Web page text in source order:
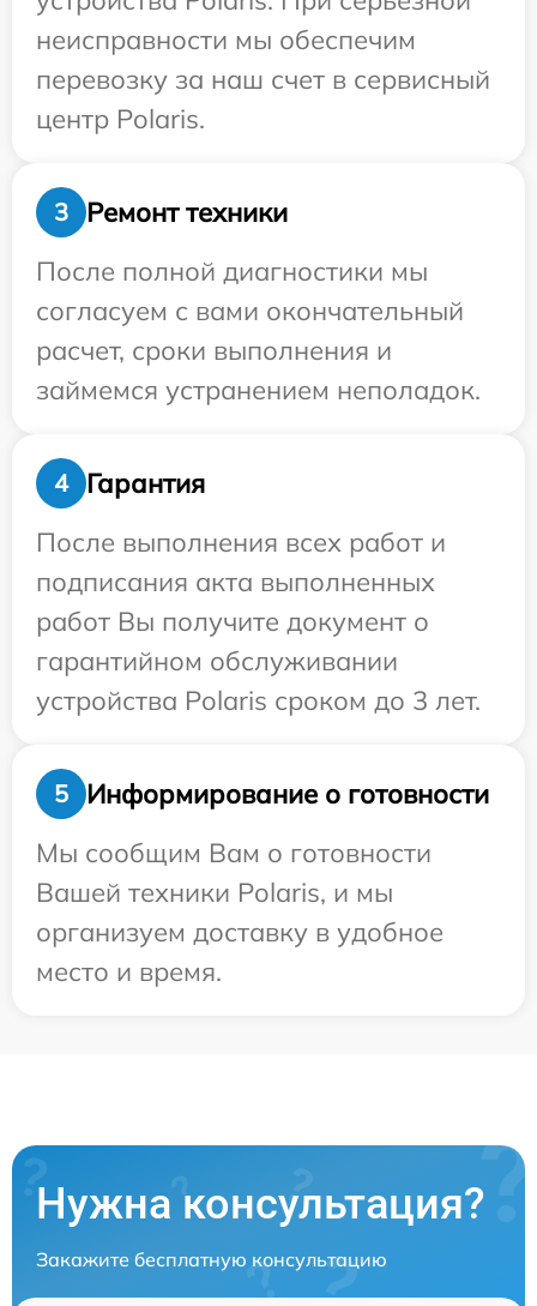
неисправности мы обеспечим
перевозку за наш счет в сервисный
центр Polaris.
3
Ремонт техники
После полной диагностики мы
согласуем с вами окончательный
расчет, сроки выполнения и
займемся устранением неполадок.
4
Гарантия
После выполнения всех работ и
подписания акта выполненных
работ Вы получите документ о
гарантийном обслуживании
устройства Polaris сроком до 3 лет.
5
Информирование о готовности
Мы сообщим Вам о готовности
Вашей техники Polaris, и мы
организуем доставку в удобное
место и время.
Нужна консультация?
Закажите бесплатную консультацию